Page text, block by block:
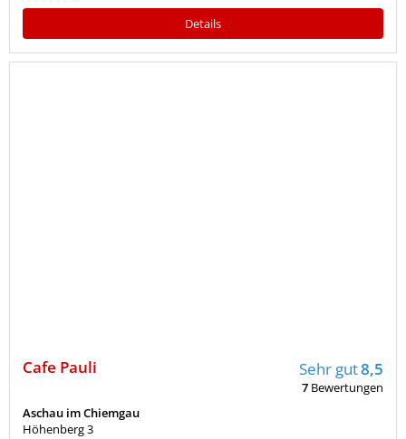
Details
Cafe Pauli Sehr gut8,5
7 Bewertungen
Aschau im Chiemgau
Höhenberg 3